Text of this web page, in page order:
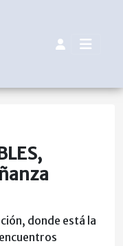
donde está la